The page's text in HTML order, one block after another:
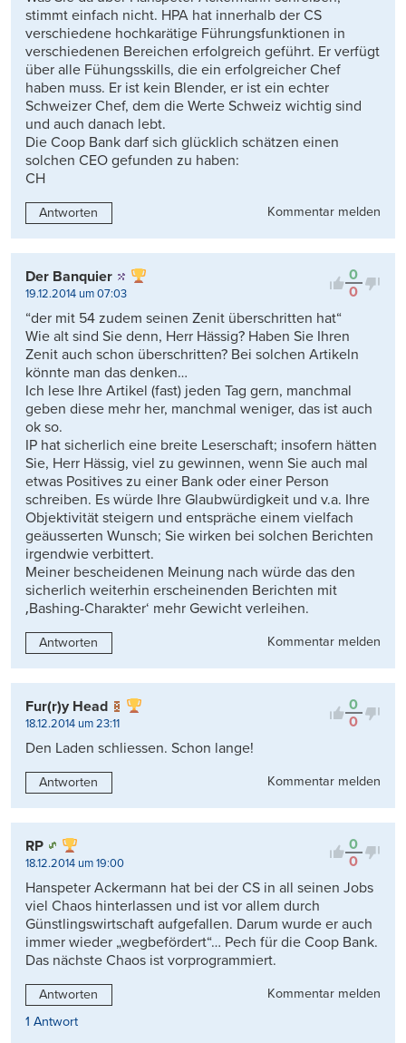
stimmt einfach nicht. HPA hat innerhalb der CS
verschiedene hochkarätige Führungsfunktionen in
verschiedenen Bereichen erfolgreich geführt. Er verfügt
über alle Fühungsskills, die ein erfolgreicher Chef
haben muss. Er ist kein Blender, er ist ein echter
Schweizer Chef, dem die Werte Schweiz wichtig sind
und auch danach lebt.
Die Coop Bank darf sich glücklich schätzen einen
solchen CEO gefunden zu haben:
CH
Antworten Kommentar melden
0
0
Der Banquier
19.12.2014 um 07:03
“der mit 54 zudem seinen Zenit überschritten hat“
Wie alt sind Sie denn, Herr Hässig? Haben Sie Ihren
Zenit auch schon überschritten? Bei solchen Artikeln
könnte man das denken…
Ich lese Ihre Artikel (fast) jeden Tag gern, manchmal
geben diese mehr her, manchmal weniger, das ist auch
ok so.
IP hat sicherlich eine breite Leserschaft; insofern hätten
Sie, Herr Hässig, viel zu gewinnen, wenn Sie auch mal
etwas Positives zu einer Bank oder einer Person
schreiben. Es würde Ihre Glaubwürdigkeit und v.a. Ihre
Objektivität steigern und entspräche einem vielfach
geäusserten Wunsch; Sie wirken bei solchen Berichten
irgendwie verbittert.
Meiner bescheidenen Meinung nach würde das den
sicherlich weiterhin erscheinenden Berichten mit
‚Bashing-Charakter‘ mehr Gewicht verleihen.
Antworten Kommentar melden
0
0
Fur(r)y Head
18.12.2014 um 23:11
Den Laden schliessen. Schon lange!
Antworten Kommentar melden
0
0
RP
18.12.2014 um 19:00
Hanspeter Ackermann hat bei der CS in all seinen Jobs
viel Chaos hinterlassen und ist vor allem durch
Günstlingswirtschaft aufgefallen. Darum wurde er auch
immer wieder „wegbefördert“… Pech für die Coop Bank.
Das nächste Chaos ist vorprogrammiert.
Antworten
Kommentar melden
1 Antwort